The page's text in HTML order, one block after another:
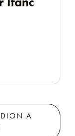
A